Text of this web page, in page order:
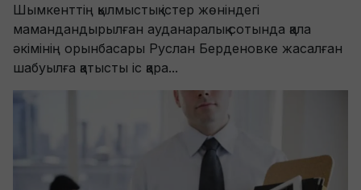
Шымкенттің қылмыстық істер жөніндегі
мамандандырылған ауданаралық сотында қала
әкімінің орынбасары Руслан Берденовке жасалған
шабуылға қатысты іс қара...